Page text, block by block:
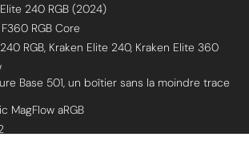
240 RGB (2024)
RGB Core
RGB, Kraken Elite 240, Kraken Elite 360
Base 501, un boîtier sans la moindre trace
MagFlow aRGB